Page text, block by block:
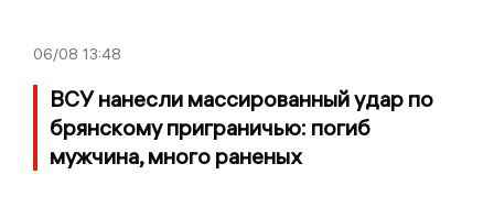
06/08 13:48
ВСУ нанесли массированный удар по
брянскому приграничью: погиб
мужчина, много раненых